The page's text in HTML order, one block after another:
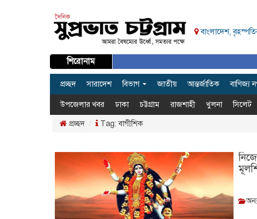
বাংলাদেশ,
শিরোনাম
প্রচ্ছদ সারাদেশ বিভাগ জাতীয় আন্তর্জাতিক বাণিজ্য
উপজেলার খবর ঢাকা চট্টগ্রাম রাজশাহী খুলনা সিলেট
প্রচ্ছদ
Tag:বাগীশিক